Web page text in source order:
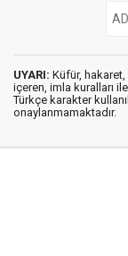
UYARI: Küfür,
içeren, imla kuralları
Türkçe karakter
onaylanmamaktadır.